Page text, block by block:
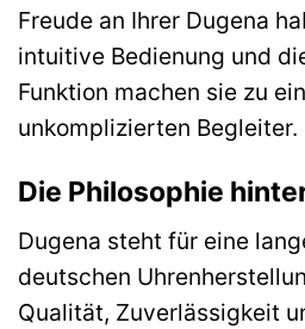
Freude an Ihrer Dugena
intuitive Bedienung und
Funktion machen sie zu
unkomplizierten Begleiter.
Die Philosophie
Dugena steht für eine
deutschen
Qualität, Zuverlässigkeit